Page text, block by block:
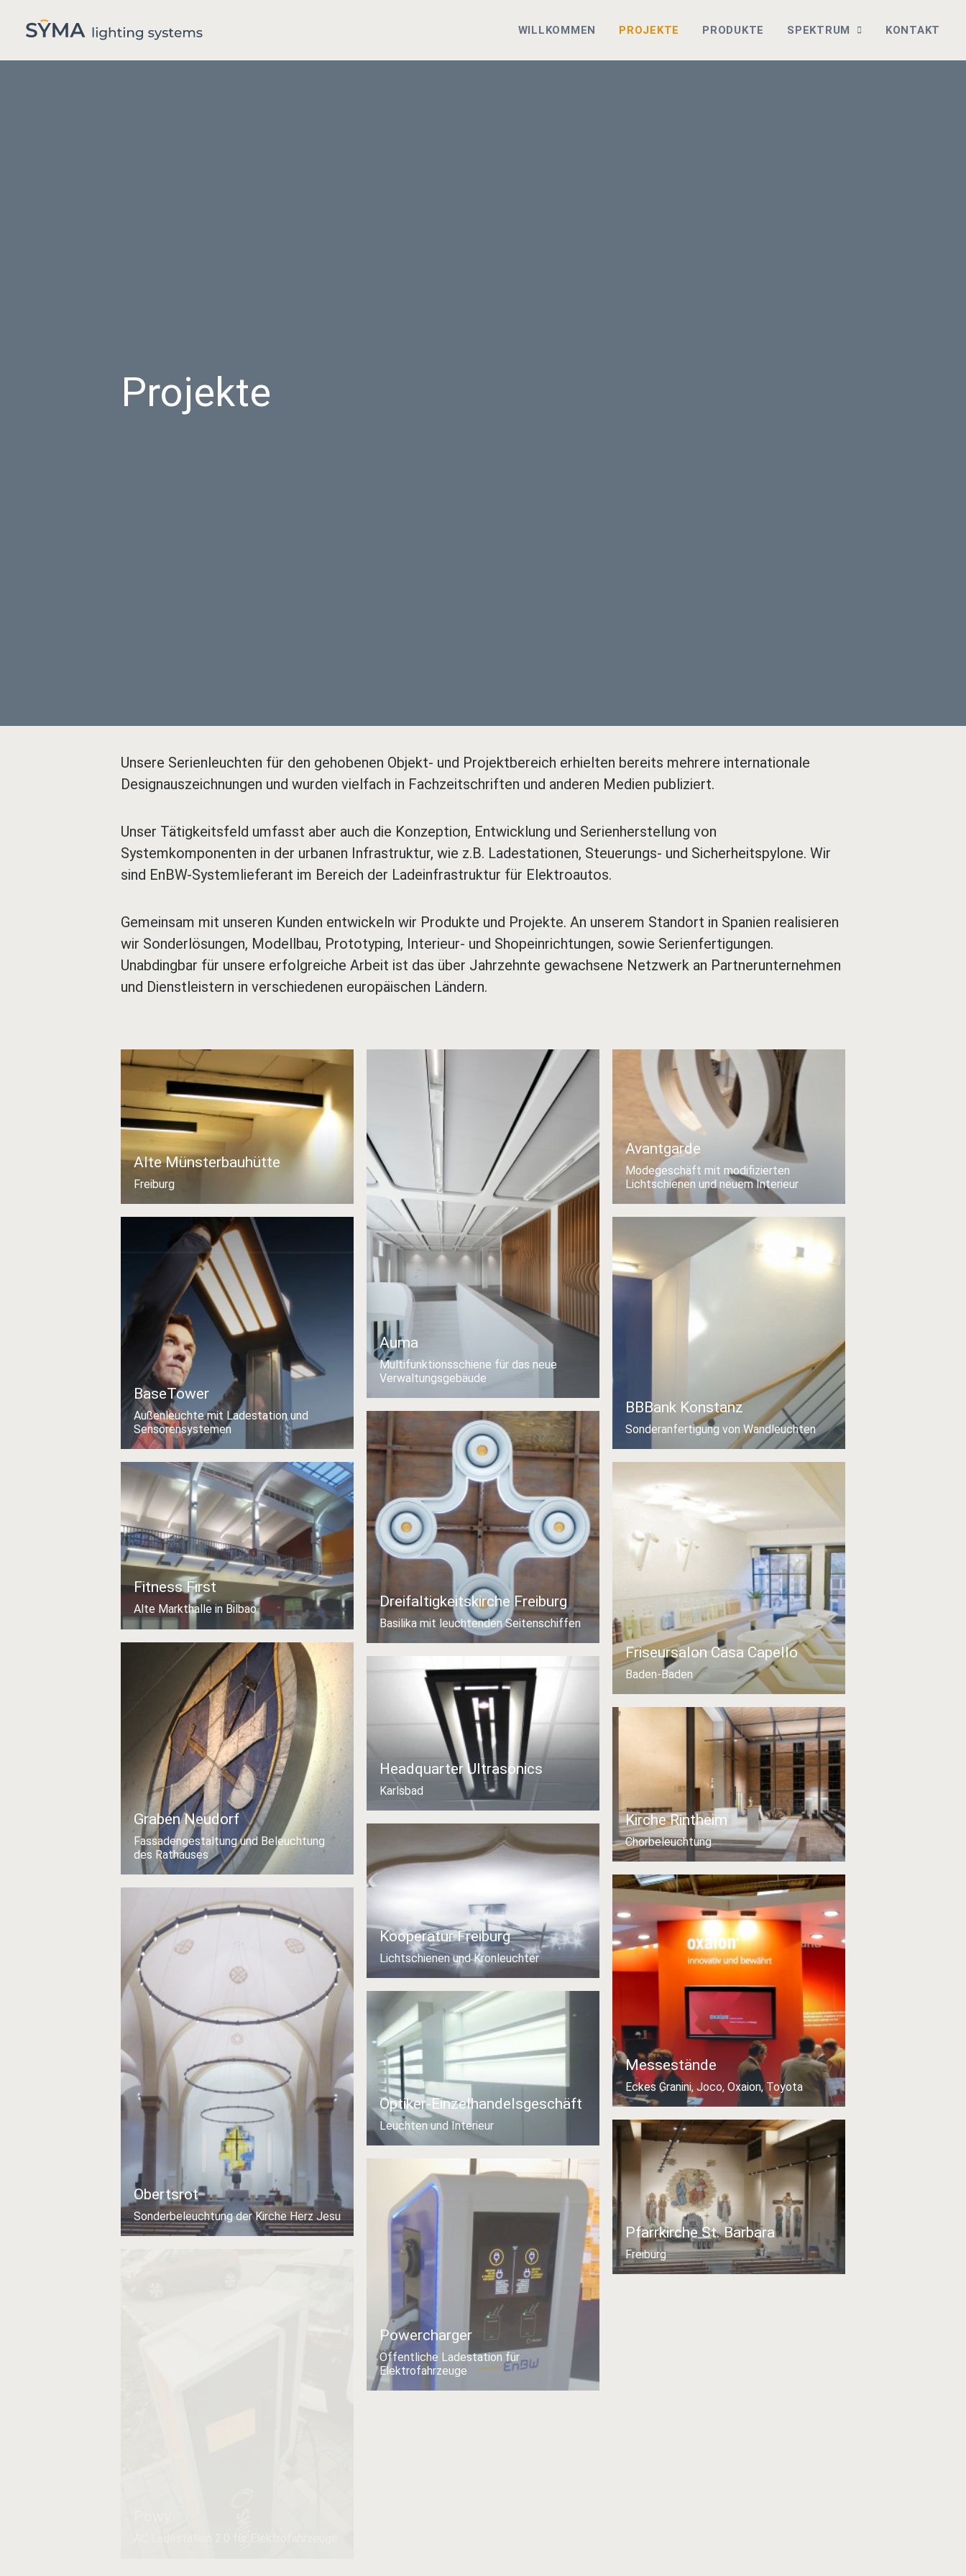
WILLKOMMEN PROJEKTE PRODUKTE SPEKTRUM KONTAKT
Projekte
Unsere Serienleuchten für den gehobenen Objekt- und Projektbereich erhielten bereits mehrere internationale
Designauszeichnungen und wurden vielfach in Fachzeitschriften und anderen Medien publiziert.
Unser Tätigkeitsfeld umfasst aber auch die Konzeption, Entwicklung und Serienherstellung von
Systemkomponenten in der urbanen Infrastruktur, wie z.B. Ladestationen, Steuerungs- und Sicherheitspylone. Wir
sind EnBW-Systemlieferant im Bereich der Ladeinfrastruktur für Elektroautos.
Gemeinsam mit unseren Kunden entwickeln wir Produkte und Projekte. An unserem Standort in Spanien realisieren
wir Sonderlösungen, Modellbau, Prototyping, Interieur- und Shopeinrichtungen, sowie Serienfertigungen.
Unabdingbar für unsere erfolgreiche Arbeit ist das über Jahrzehnte gewachsene Netzwerk an Partnerunternehmen
und Dienstleistern in verschiedenen europäischen Ländern.
Alte Münsterbauhütte
Freiburg
Auma
Multifunktionsschiene für das neue
Verwaltungsgebäude
Avantgarde
Modegeschäft mit modifizierten
Lichtschienen und neuem Interieur
BaseTower
Außenleuchte mit Ladestation und
Sensorensystemen
BBBank Konstanz
Sonderanfertigung von Wandleuchten
Dreifaltigkeitskirche Freiburg
Basilika mit leuchtenden Seitenschiffen
Fitness First
Alte Markthalle in Bilbao
Friseursalon Casa Capello
Baden-Baden
Graben Neudorf
Fassadengestaltung und Beleuchtung
des Rathauses
Headquarter Ultrasonics
Karlsbad
Kirche Rintheim
Chorbeleuchtung
Kooperatur Freiburg
Lichtschienen und Kronleuchter
Messestände
Eckes Granini, Joco, Oxaion, Toyota
Obertsrot
Sonderbeleuchtung der Kirche Herz Jesu
Optiker-Einzelhandelsgeschäft
Leuchten und Interieur
Pfarrkirche St. Barbara
Freiburg
Powercharger
Öffentliche Ladestation für
Elektrofahrzeuge